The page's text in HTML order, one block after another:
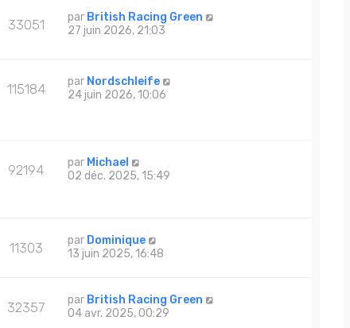
33051 par British Racing Green
27 juin 2026, 21:03
115184 par Nordschleife
24 juin 2026, 10:06
92194 par Michael
02 déc. 2025, 15:49
11303 par Dominique
13 juin 2025, 16:48
32357 par British Racing Green
04 avr. 2025, 00:29